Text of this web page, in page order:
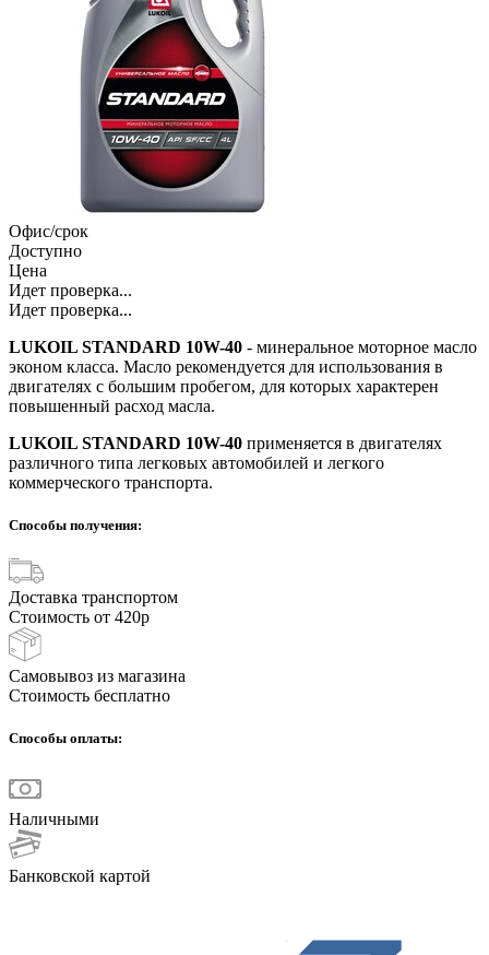
Офис/срок
Доступно
Цена
Идет проверка...
Идет проверка...
LUKOIL STANDARD 10W-40 - минеральное моторное масло
эконом класса. Масло рекомендуется для использования в
двигателях с большим пробегом, для которых характерен
повышенный расход масла.
LUKOIL STANDARD 10W-40 применяется в двигателях
различного типа легковых автомобилей и легкого
коммерческого транспорта.
Способы получения:
Доставка транспортом
Стоимость от 420р
Самовывоз из магазина
Стоимость бесплатно
Способы оплаты:
Наличными
Банковской картой